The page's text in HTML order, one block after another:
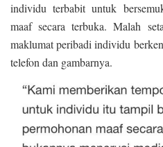
individu terbabit untuk
maaf secara terbuka. Malah
maklumat peribadi individu
telefon dan gambarnya.